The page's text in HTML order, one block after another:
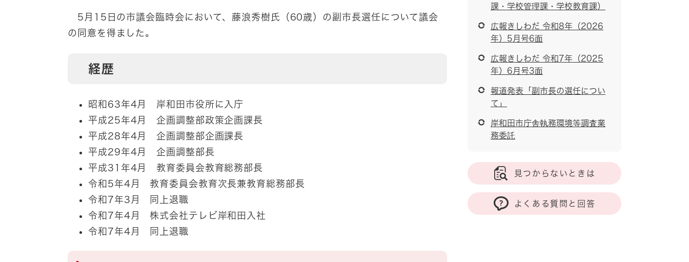
5月15日の市議会臨時会において、藤浪秀樹氏（60歳）の副市長選任について議会
の同意を得ました。
経歴
昭和63年4月 岸和田市役所に入庁
平成25年4月 企画調整部政策企画課長
平成28年4月 企画調整部企画課長
平成29年4月 企画調整部長
平成31年4月 教育委員会教育総務部長
令和5年4月 教育委員会教育次長兼教育総務部長
令和7年3月 同上退職
令和7年4月 株式会社テレビ岸和田入社
令和7年4月 同上退職
課・学校管理課・学校教育課）
広報きしわだ 令和8年（2026
年）5月号6面
広報きしわだ 令和7年（2025
年）6月号3面
報道発表「副市長の選任につい
て」
岸和田市庁舎執務環境等調査業
務委託
見つからないときは
よくある質問と回答